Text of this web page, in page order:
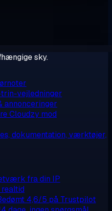
sky.
vejledninger
annonceringer
Cloudzy mod
dokumentation, værktøjer,
fra din IP
4,6/5 på Trustpilot